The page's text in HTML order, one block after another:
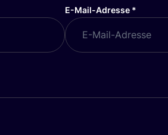
E-Mail-Adresse *